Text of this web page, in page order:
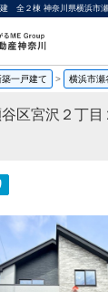
築一戸建て > 横浜市瀬
谷区宮沢２丁